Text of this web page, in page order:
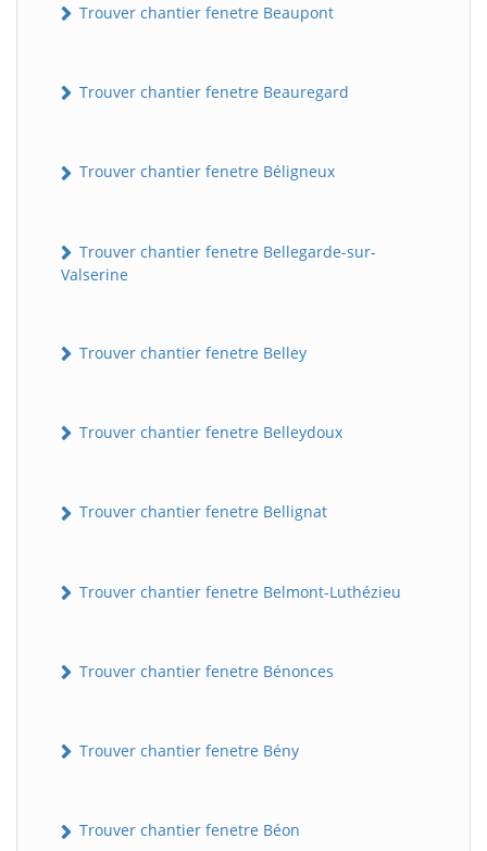
Trouver chantier fenetre Beaupont
Trouver chantier fenetre Beauregard
Trouver chantier fenetre Béligneux
Trouver chantier fenetre Bellegarde-sur-
Valserine
Trouver chantier fenetre Belley
Trouver chantier fenetre Belleydoux
Trouver chantier fenetre Bellignat
Trouver chantier fenetre Belmont-Luthézieu
Trouver chantier fenetre Bénonces
Trouver chantier fenetre Bény
Trouver chantier fenetre Béon